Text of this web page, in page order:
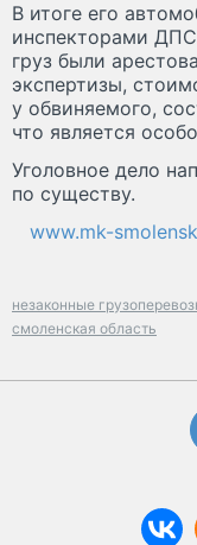
В итоге его
инспекторами
груз были
экспертизы,
у обвиняемого,
что является
Уголовное дело
по существу.
www.mk-
незаконные
смоленская область